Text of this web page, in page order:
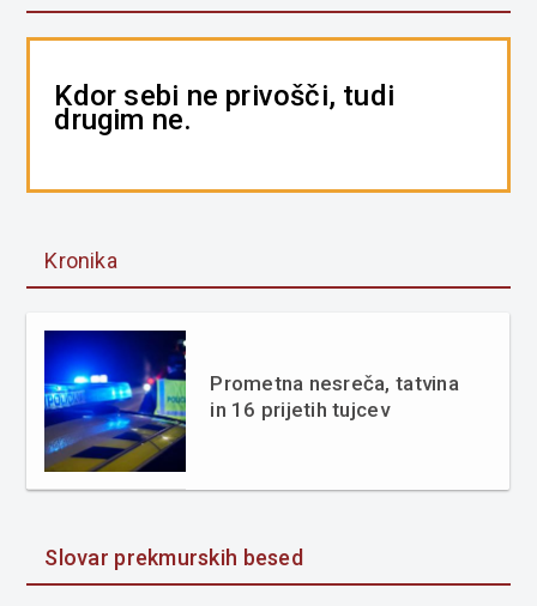
Kdor sebi ne privošči, tudi
drugim ne.
Kronika
Prometna nesreča, tatvina
in 16 prijetih tujcev
Slovar prekmurskih besed